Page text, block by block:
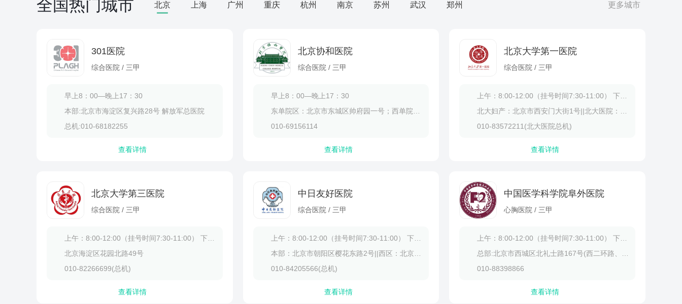
善肾虚引起的疲乏、腰膝酸软等症状。乌鸡的补肾作用主
包括龟头等皮肤黏膜交界处。龟头部位的银屑病主要表现
噩耗，不及时治疗不仅影响家庭关系，对自己的身体也有
很大的损害，为了避免这种情况，大家平时要多预防，如
何防止不孕不育呢？这是许多人想知道的事情。让我们
感觉分离通常提示脊髓...
冲走的排泄物里，藏着不少健康密码。特别是出现以下3种
异常情况时，真的该提高警惕了。一、颜色异常的3种...
玻尿酸的作用是什么
肤、关节和结缔组织中发挥重要功能。1、保湿锁水玻尿酸
具有极强的亲水性，能吸收超过自身重量1000倍的...
常吃牛肉有什么好处
常吃牛肉有助于补充优质蛋白、改善贫血、增强肌肉力
质蛋白：牛肉是完整的动物蛋白来源，含有人体所需的
什么东西补精气最好
补精气效果最佳的中药材有人参、黄芪、枸杞、当归、熟地黄。精气不足主要表现
为疲劳乏力、头晕目眩、腰膝酸软等症状，可通过药膳食疗、穴位按摩、运动调养
全国热门城市 北京 上海 广州 重庆 杭州 南京 苏州 武汉 郑州 更多城市
301医院
综合医院 / 三甲
早上8：00—晚上17：30
本部:北京市海淀区复兴路28号 解放军总医院
总机:010-68182255
查看详情
北京协和医院
综合医院 / 三甲
早上8：00—晚上17：30
010-69156114
查看详情
北京大学第一医院
综合医院 / 三甲
010-83572211(北大医院总机)
查看详情
北京大学第三医院
综合医院 / 三甲
北京海淀区花园北路49号
010-82266699(总机)
查看详情
中日友好医院
综合医院 / 三甲
010-84205566(总机)
查看详情
中国医学科学院阜外医院
心胸医院 / 三甲
010-88398866
查看详情